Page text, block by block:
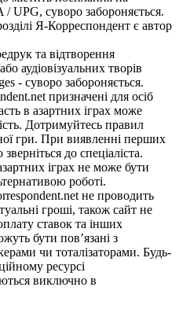
/ UPG, суворо забороняється.
Я-Корреспондент є автор
та відтворення
аудіовізуальних творів
- суворо забороняється.
призначені для осіб
в азартних іграх може
Дотримуйтесь правил
гри. При виявленні перших
до спеціаліста.
іграх не може бути
роботі.
не проводить
гроші, також сайт не
ставок та інших
бути пов’язані з
чи тоталізаторами. Будь-
ресурсі
виключно в